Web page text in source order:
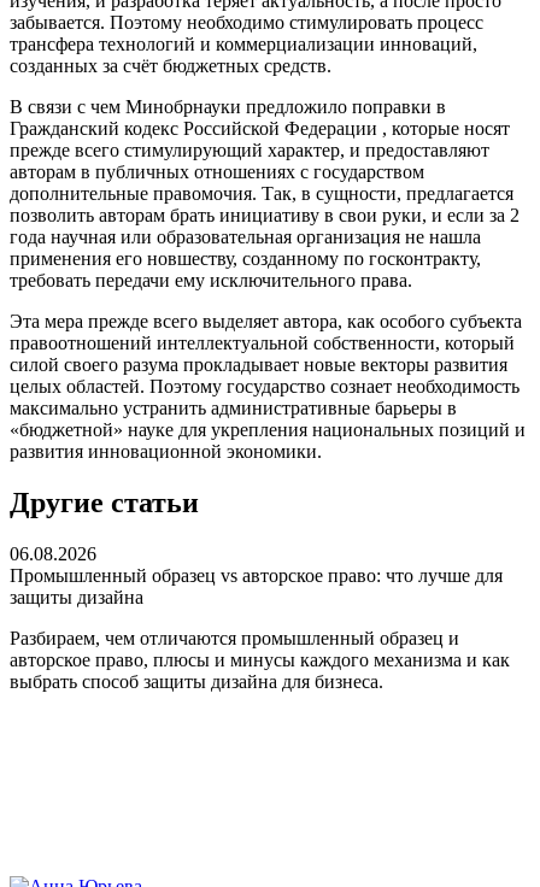
забывается. Поэтому необходимо стимулировать процесс
трансфера технологий и коммерциализации инноваций,
созданных за счёт бюджетных средств.
В связи с чем Минобрнауки предложило поправки в
Гражданский кодекс Российской Федерации , которые носят
прежде всего стимулирующий характер, и предоставляют
авторам в публичных отношениях с государством
дополнительные правомочия. Так, в сущности, предлагается
позволить авторам брать инициативу в свои руки, и если за 2
года научная или образовательная организация не нашла
применения его новшеству, созданному по госконтракту,
требовать передачи ему исключительного права.
Эта мера прежде всего выделяет автора, как особого субъекта
правоотношений интеллектуальной собственности, который
силой своего разума прокладывает новые векторы развития
целых областей. Поэтому государство сознает необходимость
максимально устранить административные барьеры в
«бюджетной» науке для укрепления национальных позиций и
развития инновационной экономики.
Другие статьи
06.08.2026
Промышленный образец vs авторское право: что лучше для
защиты дизайна
Разбираем, чем отличаются промышленный образец и
авторское право, плюсы и минусы каждого механизма и как
выбрать способ защиты дизайна для бизнеса.